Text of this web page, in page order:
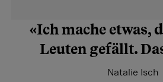
«Ich mache etwas,
Leuten gefällt.
Natalie Isch